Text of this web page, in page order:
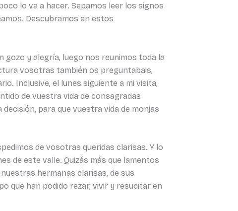
lo va a hacer. Sepamos leer los signos
Descubramos en estos
gozo y alegría, luego nos reunimos toda la
vosotras también os preguntabais,
Inclusive, el lunes siguiente a mi visita,
de vuestra vida de consagradas
para que vuestra vida de monjas
de vosotras queridas clarisas. Y lo
de este valle. Quizás más que lamentos
hermanas clarisas, de sus
que han podido rezar, vivir y resucitar en